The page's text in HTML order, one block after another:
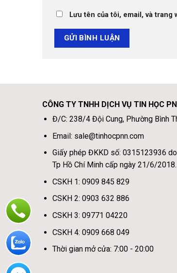
Lưu tên của tôi, email, và
CÔNG TY TNHH DỊCH VỤ TIN HỌC
Đ/C: 238/4 Đội Cung, Phường Bình
Email: sale@tinhocpnn.com
Giấy phép ĐKKD số: 0315123936
Tp Hồ Chí Minh cấp ngày 21/6/2018.
CSKH 1: 0909 845 829
CSKH 2: 0903 632 886
CSKH 3: 09771 04220
CSKH 4: 0909 668 049
Thời gian mở cửa: 7:00 - 20:00